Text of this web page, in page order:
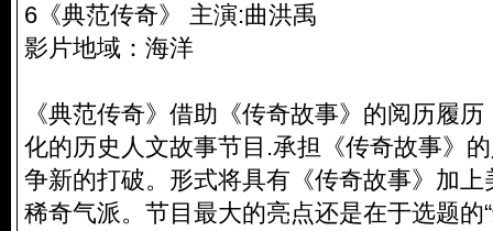
6《典范传奇》 主演:曲洪禹
影片地域：海洋
《典范传奇》借助《传奇故事》的阅历履
化的历史人文故事节目.承担《传奇故事》
争新的打破。形式将具有《传奇故事》加
稀奇气派。节目最大的亮点还是在于选题的